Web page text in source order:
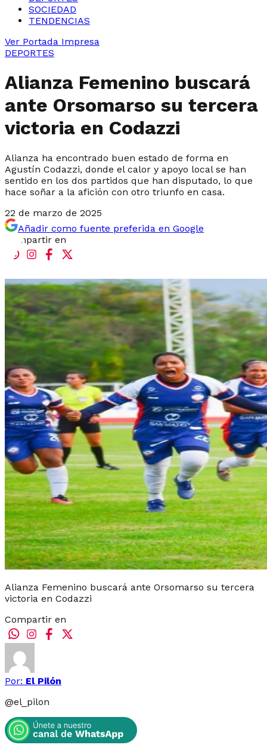
SOCIEDAD
TENDENCIAS
Ver Portada Impresa
DEPORTES
Alianza Femenino buscará
ante Orsomarso su tercera
victoria en Codazzi
Alianza ha encontrado buen estado de forma en
Agustín Codazzi, donde el calor y apoyo local se han
sentido en los dos partidos que han disputado, lo que
hace soñar a la afición con otro triunfo en casa.
22 de marzo de 2025
Añadir como fuente preferida en Google
Compartir en
Alianza Femenino buscará ante Orsomarso su tercera
victoria en Codazzi
Compartir en
Por: El Pilón
@el_pilon